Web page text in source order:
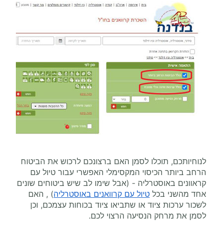
לנוחיותכם, תוכלו לסמן האם ברצונכם לרכוש את הביטוח
הרחב ביותר הכיסוי המקסימלי האפשרי עבור טיול עם
קראוונים באוסטרליה - (אבל שימו לב שיש ביטוחים שונים
אחד מהשני בכל טיול עם קרוואנים באוסטרליה) , האם
לשכור ערכות ציוד או שתביאו ציוד בכוחות עצמכם, וכן
לסמן את מרחק הנסיעה הרצוי לכם.